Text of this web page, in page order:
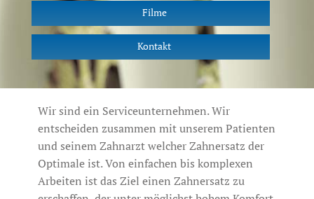
Filme
Kontakt
Wir sind ein Serviceunternehmen. Wir
entscheiden zusammen mit unserem Patienten
und seinem Zahnarzt welcher Zahnersatz der
Optimale ist. Von einfachen bis komplexen
Arbeiten ist das Ziel einen Zahnersatz zu